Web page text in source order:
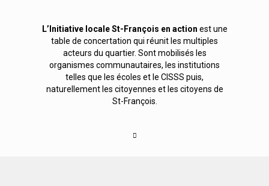
L’Initiative locale St-François en action est une
table de concertation qui réunit les multiples
acteurs du quartier. Sont mobilisés les
organismes communautaires, les institutions
telles que les écoles et le CISSS puis,
naturellement les citoyennes et les citoyens de
St-François.